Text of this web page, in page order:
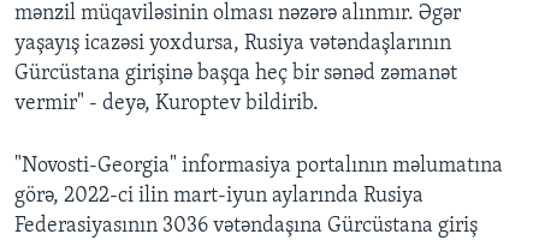
mənzil müqaviləsinin olması nəzərə alınmır. Əgər
yaşayış icazəsi yoxdursa, Rusiya vətəndaşlarının
Gürcüstana girişinə başqa heç bir sənəd zəmanət
vermir" - deyə, Kuroptev bildirib.
"Novosti-Georgia" informasiya portalının məlumatına
görə, 2022-ci ilin mart-iyun aylarında Rusiya
Federasiyasının 3036 vətəndaşına Gürcüstana giriş